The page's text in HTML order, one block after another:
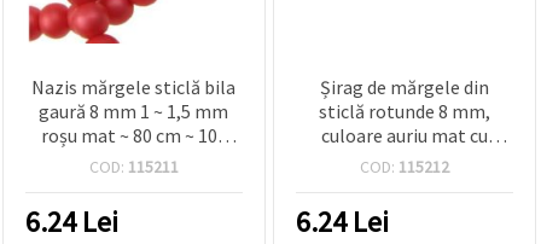
Nazis mărgele sticlă bila
gaură 8 mm 1 ~ 1,5 mm
roșu mat ~ 80 cm ~ 106
bucăți
COD: 115211
6.24Lei
Șirag de mărgele din
sticlă rotunde 8 mm,
culoare auriu mat cu
acoperire perlată, gaură 1
accesorii pentru bijuterii
handmade
COD: 115212
6.24Lei